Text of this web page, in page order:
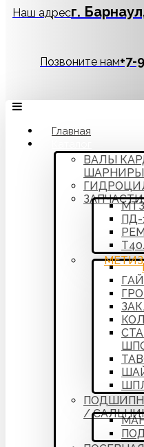
Наш адресг.
Позвоните нам‪+7-
Главная
ВАЛЫ
ШАРНИРЫ
МТЗ
ПД-
/